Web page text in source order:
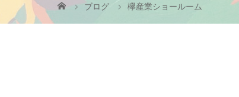
ブログ 欅産業ショールーム